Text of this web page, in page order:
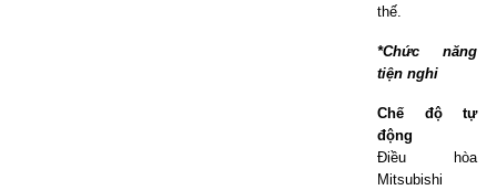
thế.
*Chức năng
tiện nghi
Chế độ tự
động
Điều hòa
Mitsubishi